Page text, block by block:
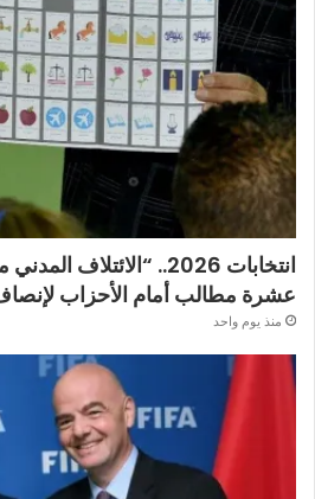
انتخابات 2026..
عشرة مطالب أمام الأحزاب
منذ يوم واحد